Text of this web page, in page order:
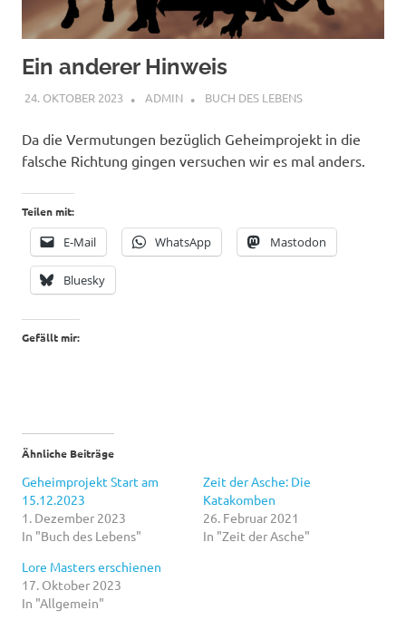
Ein anderer Hinweis
24. OKTOBER 2023 ADMIN BUCH DES LEBENS
Da die Vermutungen bezüglich Geheimprojekt in die
falsche Richtung gingen versuchen wir es mal anders.
Teilen mit:
E-Mail WhatsApp Mastodon
Bluesky
Gefällt mir:
Ähnliche Beiträge
Geheimprojekt Start am
15.12.2023
1. Dezember 2023
In "Buch des Lebens"
Zeit der Asche: Die
Katakomben
26. Februar 2021
In "Zeit der Asche"
Lore Masters erschienen
17. Oktober 2023
In "Allgemein"